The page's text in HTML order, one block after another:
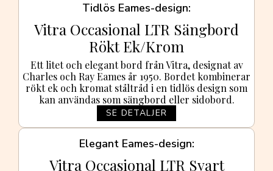
Tidlös Eames-design
Vitra Occasional LTR Sängbord
Rökt Ek/Krom
Ett litet och elegant bord från Vitra, designat av
Charles och Ray Eames år 1950. Bordet kombinerar
rökt ek och kromat ståltråd i en tidlös design som
kan användas som sängbord eller sidobord.
SE DETALJER
Elegant Eames-design
Vitra Occasional LTR Svart